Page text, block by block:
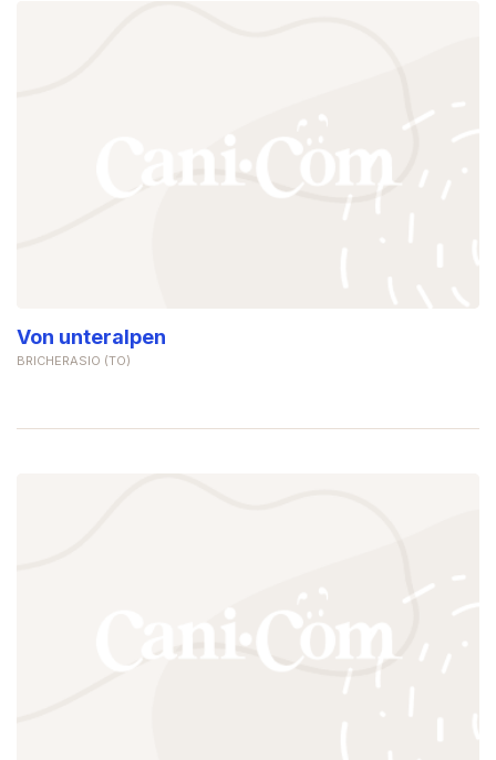
Von unteralpen
BRICHERASIO (TO)